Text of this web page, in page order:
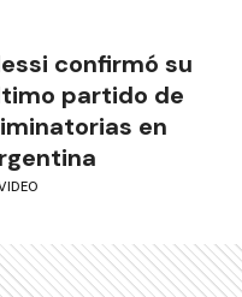
confirmó su
partido de
en